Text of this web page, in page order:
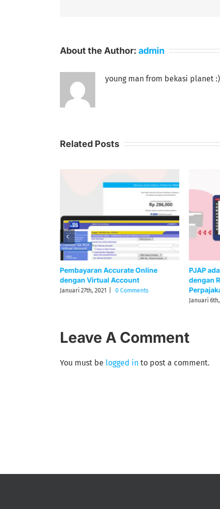
About the Author: admin
young man from bekasi planet :)
Related Posts
Pembayaran Accurate Online
dengan Virtual Account
Januari 27th, 2021 0 Comments
PJAP
dengan
Januari 6th,
Leave A Comment
You must be logged in to post a comment.